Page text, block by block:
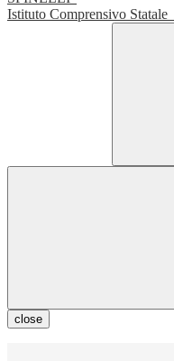
Istituto Comprensivo Statale
close